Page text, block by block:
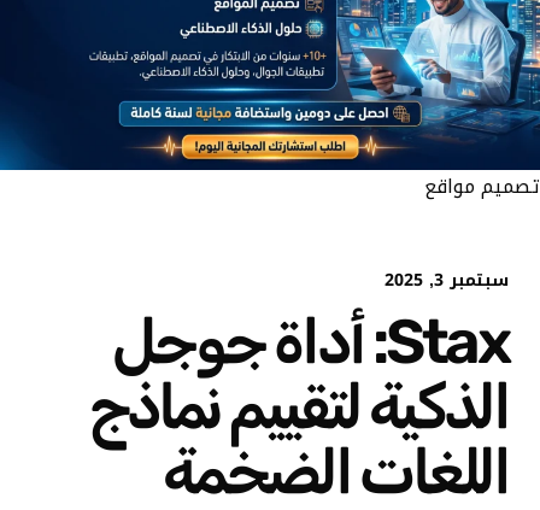
تصميم مواقع
سبتمبر 3, 2025
Stax: أداة جوجل
الذكية لتقييم نماذج
اللغات الضخمة